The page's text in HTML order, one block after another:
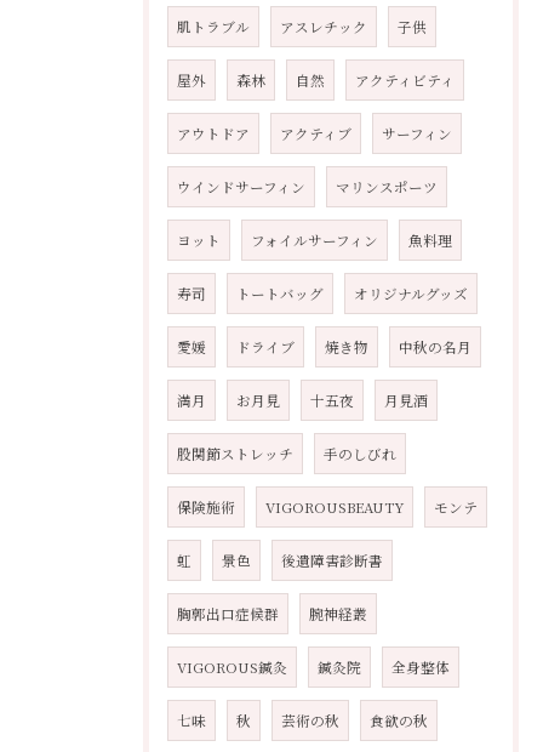
肌トラブル アスレチック 子供
屋外 森林 自然 アクティビティ
アウトドア アクティブ サーフィン
ウインドサーフィン マリンスポーツ
ヨット フォイルサーフィン 魚料理
寿司 トートバッグ オリジナルグッズ
愛媛 ドライブ 焼き物 中秋の名月
満月 お月見 十五夜 月見酒
股関節ストレッチ 手のしびれ
保険施術 VIGOROUSBEAUTY モンテ
虹 景色 後遺障害診断書
胸郭出口症候群 腕神経叢
VIGOROUS鍼灸 鍼灸院 全身整体
七味 秋 芸術の秋 食欲の秋